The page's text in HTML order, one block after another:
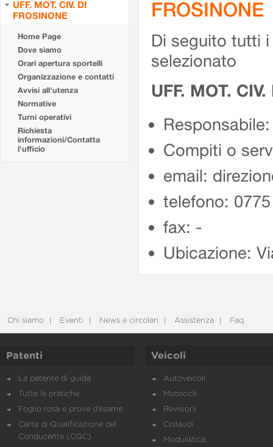
UFF. MOT. CIV. DI
FROSINONE
Home Page
Dove siamo
Orari apertura sportelli
Organizzazione e contatti
Avvisi all'utenza
Normative
Turni operativi
Richiesta
informazioni/Contatta
l'ufficio
FROSINONE
Di seguito tutti
selezionato
UFF. MOT.
Compiti o
email:
telefono:
fax: -
Ubicazione:
Chi siamo Eventi News e circolari Assistenza Faq
Patenti
La patente di guida
Tutte le pratiche
Foglio rosa e prove d’esame
Carta di Qualificazione del
Conducente (CQC)
Veicoli
Autoveicoli
Motocicli
Revisioni
Collaudi
Modulistica